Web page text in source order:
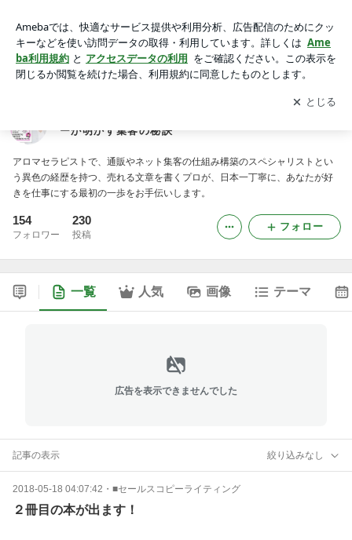
す集客の秘訣アプリをダウンロードして ブログの更新通知
を受け取りまし
ょう。
開く
ーが明かす集客の秘訣
アロマセラピストで、通販やネット集客の仕組み構築のスペシャリストとい
う異色の経歴を持つ、売れる文章を書くプロが、日本一丁寧に、あなたが好
きを仕事にする最初の一歩をお手伝いします。
154
フォロワー
230
投稿
フォロー
一覧 人気 画像 テーマ
広告を表示できませんでした
記事の表示 絞り込みなし
2018-05-18 04:07:42 ・ ■セールスコピーライティング
２冊目の本が出ます！